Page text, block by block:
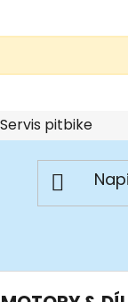
Servis pitbike